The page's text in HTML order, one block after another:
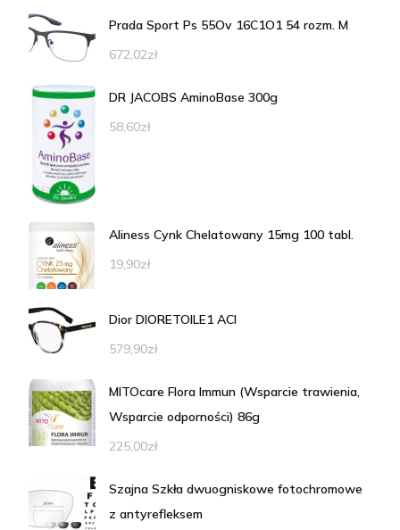
Prada Sport Ps 55Ov 16C1O1 54 rozm. M
672,02zł
DR JACOBS AminoBase 300g
58,60zł
Aliness Cynk Chelatowany 15mg 100 tabl.
19,90zł
Dior DIORETOILE1 ACI
579,90zł
MITOcare Flora Immun (Wsparcie trawienia,
Wsparcie odporności) 86g
225,00zł
Szajna Szkła dwuogniskowe fotochromowe
z antyrefleksem